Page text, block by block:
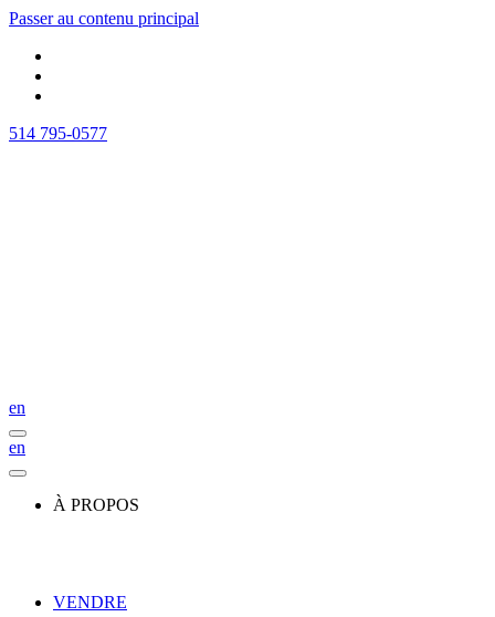
Passer au contenu principal
514 795-0577
en
en
À PROPOS
VENDRE